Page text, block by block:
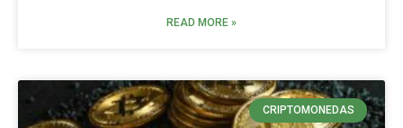
READ MORE »
CRIPTOMONEDAS